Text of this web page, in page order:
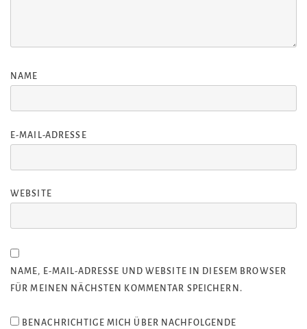
NAME
E-MAIL-ADRESSE
WEBSITE
NAME, E-MAIL-ADRESSE UND WEBSITE IN DIESEM BROWSER
FÜR MEINEN NÄCHSTEN KOMMENTAR SPEICHERN.
BENACHRICHTIGE MICH ÜBER NACHFOLGENDE